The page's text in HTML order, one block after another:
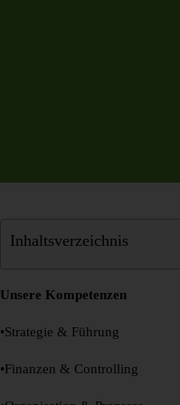
Inhaltsverzeichnis
Unsere Kompetenzen
•Strategie & Führung
•Finanzen & Controlling